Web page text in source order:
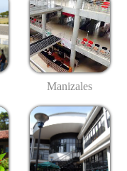
Manizales